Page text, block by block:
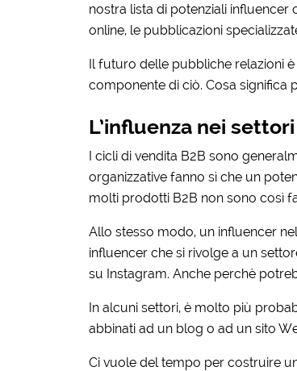
nostra lista di potenziali influencer
online, le pubblicazioni
Il futuro delle pubbliche relazioni
componente di ciò. Cosa significa
L’influenza nei
I cicli di vendita B2B sono
organizzative fanno sì che un
molti prodotti B2B non sono così
Allo stesso modo, un influencer
influencer che si rivolge a un
su Instagram. Anche perchè
In alcuni settori, è molto più
abbinati ad un blog o ad un sito
Ci vuole del tempo per costruire